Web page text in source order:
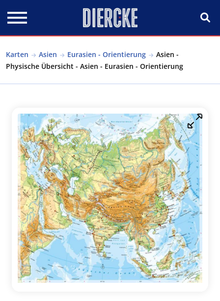
Karten Asien Eurasien - Orientierung
Asien -
Physische Übersicht - Asien - Eurasien - Orientierung